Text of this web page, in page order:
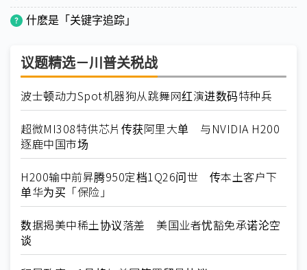
什麽是「关键字追踪」
议题精选－川普关税战
波士顿动力Spot机器狗从跳舞网红演进数码特种兵
超微MI308特供芯片传获阿里大单 与NVIDIA H200
逐鹿中国市场
H200输中前昇腾950定档1Q26问世 传本土客户下
单华为买「保险」
数据揭美中稀土协议落差 美国业者忧豁免承诺沦空
谈